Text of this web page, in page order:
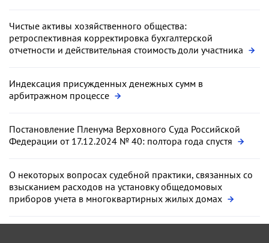
Чистые активы хозяйственного общества:
ретроспективная корректировка бухгалтерской
отчетности и действительная стоимость доли участника
Индексация присужденных денежных сумм в
арбитражном процессе
Постановление Пленума Верховного Суда Российской
Федерации от 17.12.2024 № 40: полтора года спустя
О некоторых вопросах судебной практики, связанных со
взысканием расходов на установку общедомовых
приборов учета в многоквартирных жилых домах